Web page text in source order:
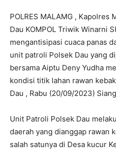
POLRES MALAMG , Kapolres
Dau KOMPOL Triwik Winarni
mengantisipasi cuaca panas
unit patroli Polsek Dau yang
bersama Aiptu Deny Yudha
kondisi titik lahan rawan
Dau , Rabu (20/09/2023) Siang
Unit Patroli Polsek Dau
daerah yang dianggap rawan
salah satunya di Desa kucur